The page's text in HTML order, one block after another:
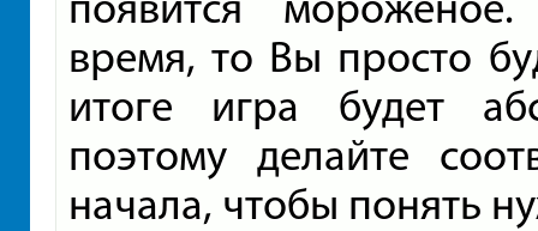
время, то Вы просто
итоге игра будет
поэтому делайте
начала, чтобы понять